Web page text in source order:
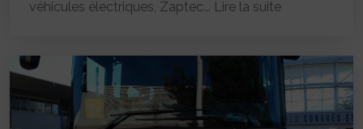
véhicules électriques, Zaptec... Lire la suite